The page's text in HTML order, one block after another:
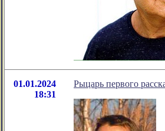
01.01.2024
18:31
Рыцарь первого